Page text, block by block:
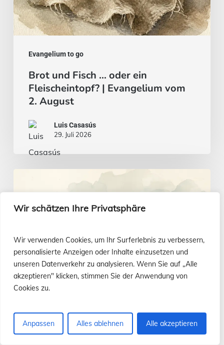
Wir schätzen Ihre Privatsphäre
Wir verwenden Cookies, um Ihr Surferlebnis zu verbessern,
personalisierte Anzeigen oder Inhalte einzusetzen und
unseren Datenverkehr zu analysieren. Wenn Sie auf „Alle
akzeptieren" klicken, stimmen Sie der Anwendung von
Cookies zu.
Anpassen Alles ablehnen Alle akzeptieren
Evangelium to go
2.
August
Brot und Fisch … oder ein
Fleischeintopf? | Evangelium vom
2. August
Luis Casasús
29. Juli 2026
vom
26.